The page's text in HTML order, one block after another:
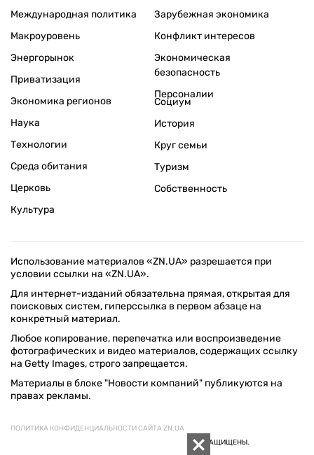
Международная политика
Макроуровень
Энергорынок
Приватизация
Экономика регионов
Зарубежная экономика
Конфликт интересов
Экономическая
безопасность
Персоналии
Наука
Технологии
Среда обитания
Церковь
Культура
Социум
История
Круг семьи
Туризм
Собственность
Использование материалов «ZN.UA» разрешается при
условии ссылки на «ZN.UA».
Для интернет-изданий обязательна прямая, открытая для
поисковых систем, гиперссылка в первом абзаце на
конкретный материал.
Любое копирование, перепечатка или воспроизведение
фотографических и видео материалов, содержащих ссылку
на Getty Images, строго запрещается.
Материалы в блоке "Новости компаний" публикуются на
правах рекламы.
ПОЛИТИКА КОНФИДЕНЦИАЛЬНОСТИ САЙТА ZN.UA
© 1994–2026 «ЗЕРКАЛО НЕДЕЛИ. УКРАИНА». ВСЕ ПРАВА ЗАЩИЩЕНЫ.